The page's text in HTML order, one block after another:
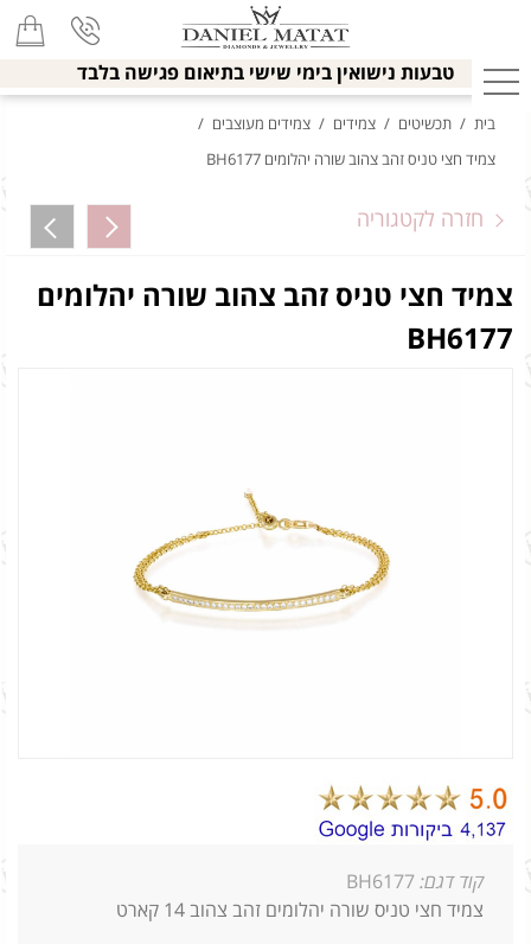
טבעות נישואין בימי שישי בתיאום פגישה בלבד
בית / תכשיטים / צמידים / צמידים מעוצבים /
צמיד חצי טניס זהב צהוב שורה יהלומים BH6177
חזרה לקטגוריה
צמיד חצי טניס זהב צהוב שורה יהלומים
BH6177
קוד דגם: BH6177
צמיד חצי טניס שורה יהלומים זהב צהוב 14 קארט